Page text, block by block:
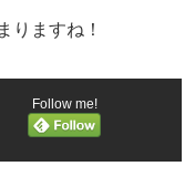
りますね！
Follow me!